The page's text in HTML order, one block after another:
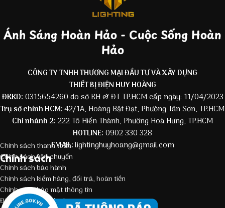
Ánh Sáng Hoàn Hảo - Cuộc Sống Hoàn
Hảo
CÔNG TY TNHH THƯƠNG MẠI ĐẦU TƯ VÀ XÂY DỰNG
THIẾT BỊ ĐIỆN HUY HOÀNG
ĐKKD: 0315654260 do sở KH & ĐT TP.HCM cấp ngày: 11/04/2023
Trụ sở chính HCM:42/1A, Hoàng Bật Đạt, Phường Tân Sơn, TP.HCM
Chi nhánh 2: 222 Tô Hiến Thành, Phường Hoà Hưng, TP.HCM
HOTLINE: 0902 330 328
EMAIL:lightinghuyhoang@gmail.com
Chính sách
Chính sách thanh toán
Chính sách vận chuyển
Chính sách bảo hành
Chính sách kiểm hàng, đổi trả, hoàn tiền
Chính sách bảo mật thông tin
Điều kiện giao dịch chung